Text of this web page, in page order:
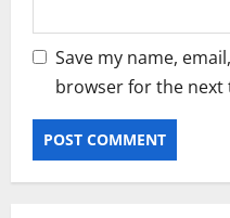
Save my name,
browser for the next